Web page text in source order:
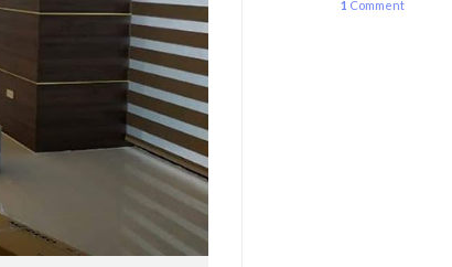
1 Comment